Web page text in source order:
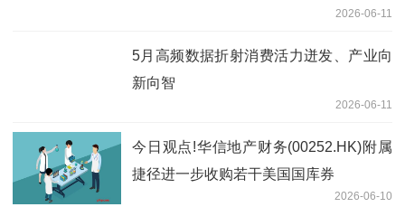
2026-06-11
5月高频数据折射消费活力迸发、产业向
新向智
2026-06-11
今日观点!华信地产财务(00252.HK)附属
捷径进一步收购若干美国国库券
2026-06-10